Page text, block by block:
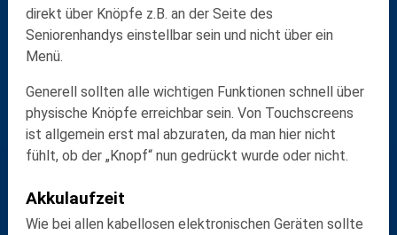
direkt über Knöpfe z.B. an der Seite des
Seniorenhandys einstellbar sein und nicht über ein
Menü.
Generell sollten alle wichtigen Funktionen schnell über
physische Knöpfe erreichbar sein. Von Touchscreens
ist allgemein erst mal abzuraten, da man hier nicht
fühlt, ob der „Knopf“ nun gedrückt wurde oder nicht.
Akkulaufzeit
Wie bei allen kabellosen elektronischen Geräten sollte